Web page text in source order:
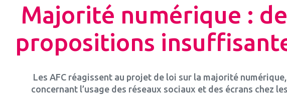
Majorité numérique :
propositions
Les AFC réagissent au projet de loi sur la majorité numérique,
concernant l’usage des réseaux sociaux et des écrans chez les